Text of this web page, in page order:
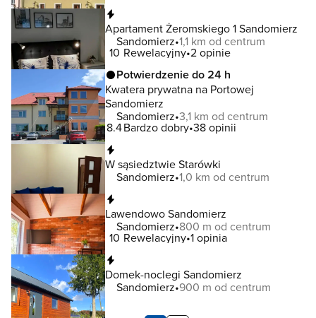
Apartament Żeromskiego 1 Sandomierz
Sandomierz 1,1 km od centrum
10 Rewelacyjny 2 opinie
Potwierdzenie do 24 h
Kwatera prywatna na Portowej
Sandomierz
Sandomierz 3,1 km od centrum
8.4Bardzo dobry 38 opinii
W sąsiedztwie Starówki
Sandomierz 1,0 km od centrum
Lawendowo Sandomierz
Sandomierz 800 m od centrum
10 Rewelacyjny 1 opinia
Domek-noclegi Sandomierz
Sandomierz 900 m od centrum